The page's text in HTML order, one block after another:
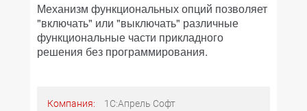
Механизм функциональных опций позволяет
"включать" или "выключать" различные
функциональные части прикладного
решения без программирования.
Компания:
1С:Апрель Софт